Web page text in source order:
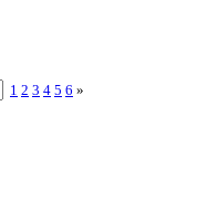
1 2 3 4 5 6 »